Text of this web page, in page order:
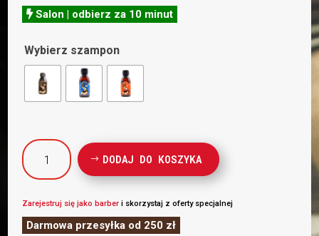
Salon | odbierz za 10 minut
Wybierz szampon
ilość
ZESTAW
PRZETRWANIA
DLA
BRODACZA
DODAJ DO KOSZYKA
Zarejestruj się jako barber i skorzystaj z oferty specjalnej
Darmowa przesyłka od 250 zł